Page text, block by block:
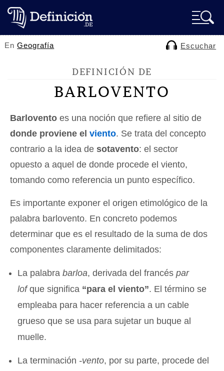
EnGeografía Escuchar
DEFINICIÓN DE
BARLOVENTO
Barlovento es una noción que refiere al sitio de
donde proviene el viento. Se trata del concepto
contrario a la idea de sotavento: el sector
opuesto a aquel de donde procede el viento,
tomando como referencia un punto específico.
Es importante exponer el origen etimológico de la
palabra barlovento. En concreto podemos
determinar que es el resultado de la suma de dos
componentes claramente delimitados:
La palabrabarloa, derivada del francéspar
lofque significa “para el viento”. El término se
empleaba para hacer referencia a un cable
grueso que se usa para sujetar un buque al
muelle.
La terminación -vento, por su parte, procede del